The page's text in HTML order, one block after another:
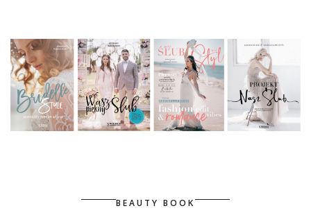
BEAUTY BOOK